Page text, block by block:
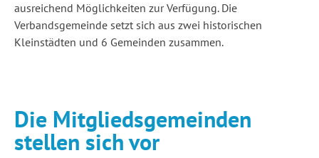
ausreichend Möglichkeiten zur Verfügung. Die
Verbandsgemeinde setzt sich aus zwei historischen
Kleinstädten und 6 Gemeinden zusammen.
Die Mitgliedsgemeinden
stellen sich vor